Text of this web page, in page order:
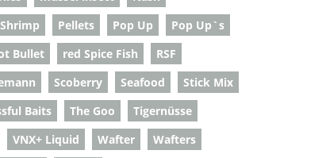
Pellets Pop Up
Pop Up`s
Bullet
red Spice Fish
RSF
Scoberry Seafood
Stick Mix
Baits
The Goo
Tigernüsse
VNX+ Liquid Wafter
Wafters